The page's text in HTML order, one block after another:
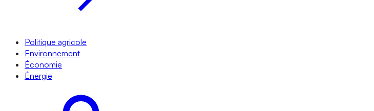
Politique agricole
Environnement
Économie
Énergie